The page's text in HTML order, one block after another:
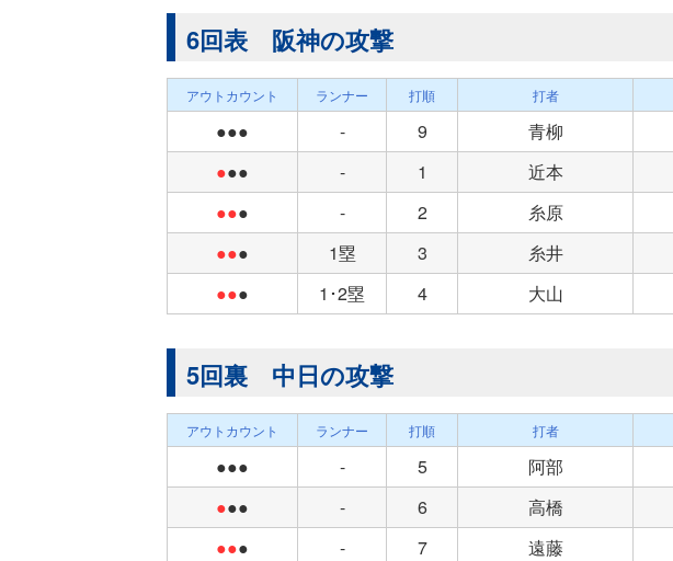
6回表 阪神の攻撃
アウトカウント ランナー 打順 打者
●●● - 9 青柳
●●● - 1 近本
●●● - 2 糸原
●●● 1塁 3 糸井
●●● 1･2塁 4 大山
5回裏 中日の攻撃
アウトカウント ランナー 打順 打者
●●● - 5 阿部
●●● - 6 高橋
●●● - 7 遠藤